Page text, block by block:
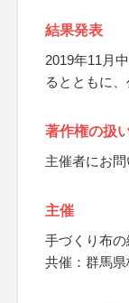
結果発表
2019年11月
るとともに
著作権の扱
主催者にお
主催
手づくり布
共催：群馬